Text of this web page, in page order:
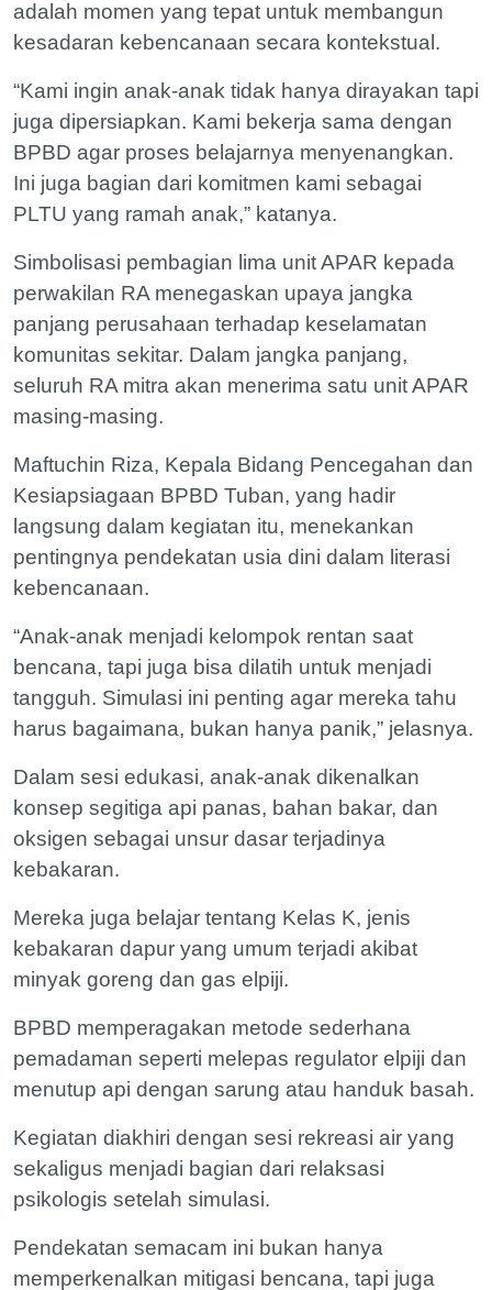
adalah momen yang tepat untuk membangun
kesadaran kebencanaan secara kontekstual.
“Kami ingin anak-anak tidak hanya dirayakan tapi
juga dipersiapkan. Kami bekerja sama dengan
BPBD agar proses belajarnya menyenangkan.
Ini juga bagian dari komitmen kami sebagai
PLTU yang ramah anak,” katanya.
Simbolisasi pembagian lima unit APAR kepada
perwakilan RA menegaskan upaya jangka
panjang perusahaan terhadap keselamatan
komunitas sekitar. Dalam jangka panjang,
seluruh RA mitra akan menerima satu unit APAR
masing-masing.
Maftuchin Riza, Kepala Bidang Pencegahan dan
Kesiapsiagaan BPBD Tuban, yang hadir
langsung dalam kegiatan itu, menekankan
pentingnya pendekatan usia dini dalam literasi
kebencanaan.
“Anak-anak menjadi kelompok rentan saat
bencana, tapi juga bisa dilatih untuk menjadi
tangguh. Simulasi ini penting agar mereka tahu
harus bagaimana, bukan hanya panik,” jelasnya.
Dalam sesi edukasi, anak-anak dikenalkan
konsep segitiga api panas, bahan bakar, dan
oksigen sebagai unsur dasar terjadinya
kebakaran.
Mereka juga belajar tentang Kelas K, jenis
kebakaran dapur yang umum terjadi akibat
minyak goreng dan gas elpiji.
BPBD memperagakan metode sederhana
pemadaman seperti melepas regulator elpiji dan
menutup api dengan sarung atau handuk basah.
Kegiatan diakhiri dengan sesi rekreasi air yang
sekaligus menjadi bagian dari relaksasi
psikologis setelah simulasi.
Pendekatan semacam ini bukan hanya
memperkenalkan mitigasi bencana, tapi juga